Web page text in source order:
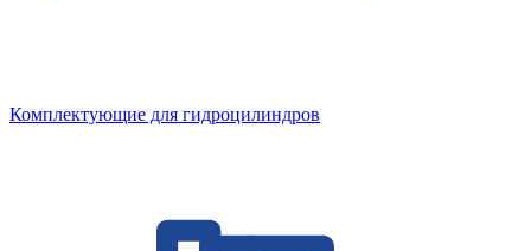
Комплектующие для гидроцилиндров